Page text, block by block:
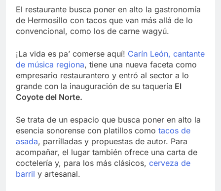
El restaurante busca poner en alto la gastronomía
de Hermosillo con tacos que van más allá de lo
convencional, como los de carne wagyú.
¡La vida es pa’ comerse aquí! Carín León, cantante
de música regiona, tiene una nueva faceta como
empresario restaurantero y entró al sector a lo
grande con la inauguración de su taquería El
Coyote del Norte.
Se trata de un espacio que busca poner en alto la
esencia sonorense con platillos como tacos de
asada, parrilladas y propuestas de autor. Para
acompañar, el lugar también ofrece una carta de
coctelería y, para los más clásicos, cerveza de
barril y artesanal.